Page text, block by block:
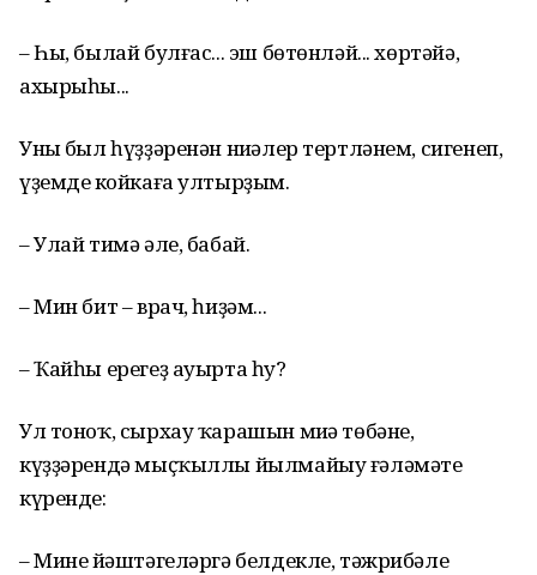
– Һы, былай булғас... эш бөтөнләй... хөртәйә,
ахырыһы...
Уның был һүҙҙәренән ниңәлер тертләнем, сигенеп,
үҙемдең койкаға ултырҙым.
– Улай тимә әле, бабай.
– Мин бит – врач, һиҙәм...
– Ҡайһы ерегеҙ ауырта һуң?
Ул тоноҡ, сырхау ҡарашын миңә төбәне,
күҙҙәрендә мыҫҡыллы йылмайыу ғәләмәте
күренде:
– Минең йәштәгеләргә белдекле, тәжрибәле